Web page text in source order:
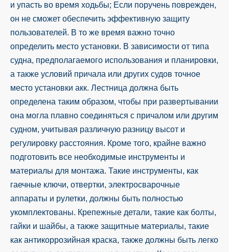
и упасть во время ходьбы; Если поручень поврежден,
он не сможет обеспечить эффективную защиту
пользователей. В то же время важно точно
определить место установки. В зависимости от типа
судна, предполагаемого использования и планировки,
а также условий причала или других судов точное
место установки акк. Лестница должна быть
определена таким образом, чтобы при развертывании
она могла плавно соединяться с причалом или другим
судном, учитывая различную разницу высот и
регулировку расстояния. Кроме того, крайне важно
подготовить все необходимые инструменты и
материалы для монтажа. Такие инструменты, как
гаечные ключи, отвертки, электросварочные
аппараты и рулетки, должны быть полностью
укомплектованы. Крепежные детали, такие как болты,
гайки и шайбы, а также защитные материалы, такие
как антикоррозийная краска, также должны быть легко